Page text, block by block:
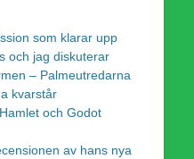
som klarar upp
och jag diskuterar
– Palmeutredarna
kvarstår
och Godot
av hans nya